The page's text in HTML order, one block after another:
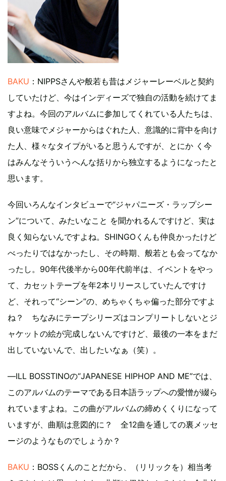
BAKU ：NIPPSさんや般若も昔はメジャーレーベルと契約
していたけど、今はインディーズで独自の活動を続けてま
すよね。今回のアルバムに参加してくれている人たちは、
良い意味でメジャーからはぐれた人、意識的に背中を向け
た人、様々なタイプがいると思うんですが、とにか く今
はみんなそういうへんな括りから独立するようになったと
思います。
今回いろんなインタビューで“ジャパニーズ・ラップシー
ン”について、みたいなこと を聞かれるんですけど、実は
良く知らないんですよね。SHINGOくんも仲良かったけど
べったりではなかったし、その時期、般若とも会ってなか
ったし。90年代後半から00年代前半は、イベントをやっ
て、カセットテープを年2本リリースしていたんですけ
ど、それって“シーン”の、めちゃくちゃ偏った部分ですよ
ね？ ちなみにテープシリーズはコンプリートしないとジ
ャケットの絵が完成しないんですけど、最後の一本をまだ
出していないんで、出したいなぁ（笑）。
―ILL BOSSTINOの“JAPANESE HIPHOP AND ME”では、
このアルバムのテーマである日本語ラップへの愛憎が綴ら
れていますよね。この曲がアルバムの締めくくりになって
いますが、曲順は意図的に？ 全12曲を通しての裏メッセ
ージのようなものでしょうか？
BAKU ：BOSSくんのことだから、（リリックを）相当考